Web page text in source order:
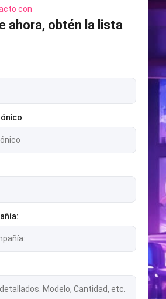
con
ahora, obtén la lista